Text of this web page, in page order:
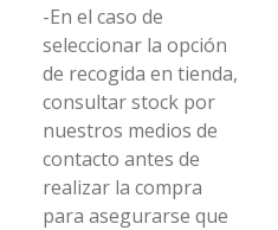
-En el caso de
seleccionar la opción
de recogida en tienda,
consultar stock por
nuestros medios de
contacto antes de
realizar la compra
para asegurarse que